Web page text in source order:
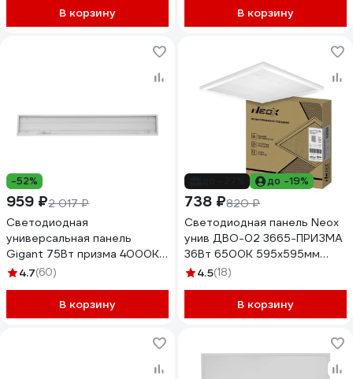
В корзину В корзину
-52%
959 ₽2 017 ₽
Светодиодная
универсальная панель
Gigant 75Вт призма 4000K
7400Лм IP40 ( с драйвером)
4.7(60)
В корзину
до -19%
738 ₽820 ₽
Светодиодная панель Neox
унив ДВО-02 3665-ПРИЗМА
36Вт 6500К 595х595мм
4690612038179
4.5(18)
В корзину